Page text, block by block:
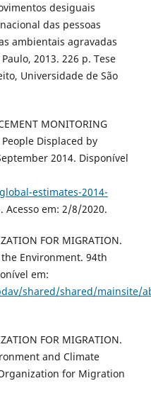
desiguais
das pessoas
ambientais agravadas
2013. 226 p. Tese
Universidade de São
MONITORING
People Displaced by
2014. Disponível
estimates-2014-
Acesso em: 2/8/2020.
FOR MIGRATION.
Environment. 94th
em:
shared/shared/mainsite/
FOR MIGRATION.
and Climate
for Migration